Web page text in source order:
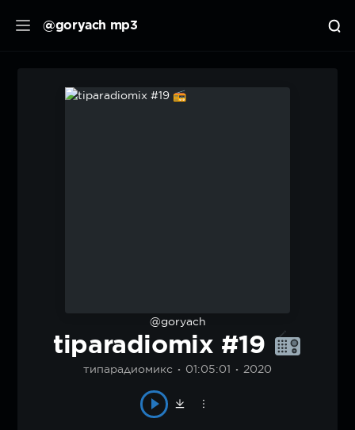
@goryach mp3
@goryach
tiparadiomix #19
типарадиомикс 01:05:01 2020